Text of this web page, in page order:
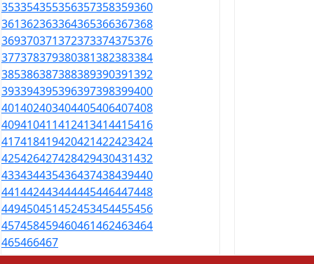
353354355356357358359360
361362363364365366367368
369370371372373374375376
377378379380381382383384
385386387388389390391392
393394395396397398399400
401402403404405406407408
409410411412413414415416
417418419420421422423424
425426427428429430431432
433434435436437438439440
441442443444445446447448
449450451452453454455456
457458459460461462463464
465466467